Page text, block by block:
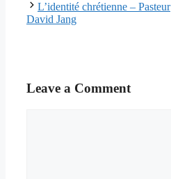
L’identité chrétienne – Pasteur
David Jang
Leave a Comment